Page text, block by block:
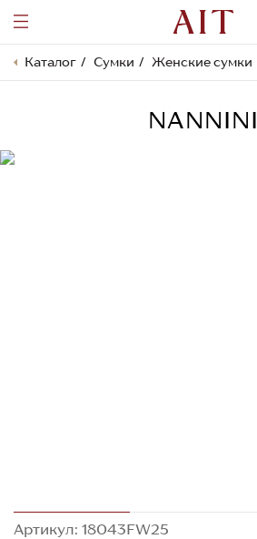
Каталог Сумки Женские сумки
NANNINI
Артикул: 18043FW25